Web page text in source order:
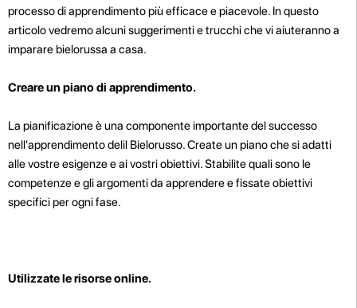
processo di apprendimento più efficace e piacevole. In questo
articolo vedremo alcuni suggerimenti e trucchi che vi aiuteranno a
imparare bielorussa a casa.
Creare un piano di apprendimento.
La pianificazione è una componente importante del successo
nell'apprendimento delil Bielorusso. Create un piano che si adatti
alle vostre esigenze e ai vostri obiettivi. Stabilite quali sono le
competenze e gli argomenti da apprendere e fissate obiettivi
specifici per ogni fase.
Utilizzate le risorse online.